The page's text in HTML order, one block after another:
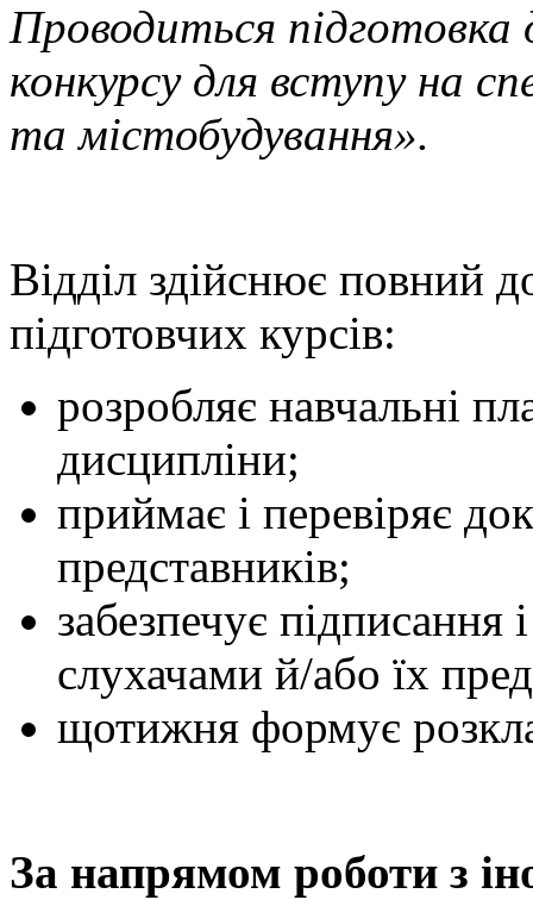
Проводиться підготовка
конкурсу для вступу на
та містобудування».
Відділ здійснює повний
підготовчих курсів:
розробляє навчальні
дисципліни;
приймає і перевіряє
представників;
забезпечує підписання
слухачами й/або їх
щотижня формує
За напрямом роботи з